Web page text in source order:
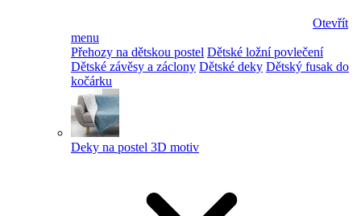
Otevřít
menu
Přehozy na dětskou postel Dětské ložní povlečení
Dětské závěsy a záclony Dětské deky Dětský fusak do
kočárku
Deky na postel 3D motiv